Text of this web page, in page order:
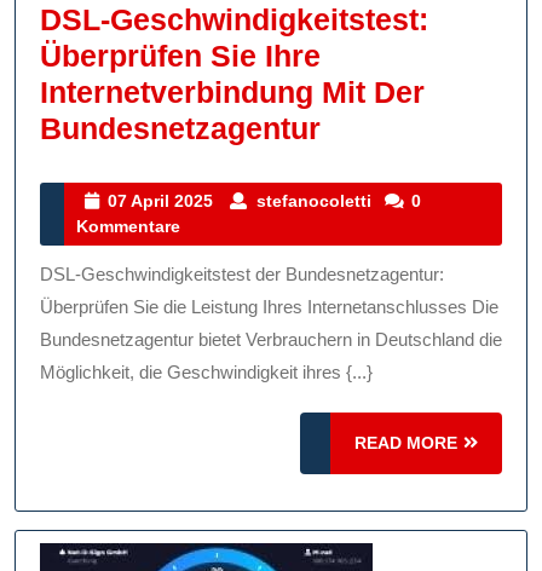
DSL-Geschwindigkeitstest:
Überprüfen Sie Ihre
Internetverbindung Mit Der
BundesnetzagenturDSL-
Überprüfen
Ihre
Mit
Der
07 April 2025
07
2025
stefanocoletti stefanocoletti
0
Kommentare
DSL-Geschwindigkeitstest der Bundesnetzagentur:
Überprüfen Sie die Leistung Ihres Internetanschlusses Die
Bundesnetzagentur bietet Verbrauchern in Deutschland die
Möglichkeit, die Geschwindigkeit ihres {...}
READ MORE
READ
MORE